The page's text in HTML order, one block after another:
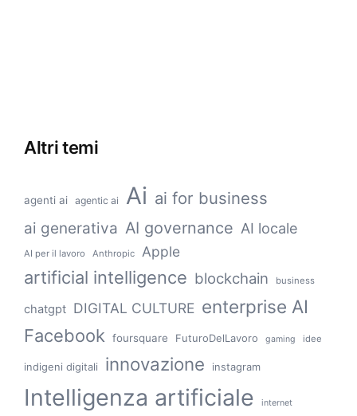
Altri temi
agenti ai agentic ai Ai ai for business
ai generativa AI governance AI locale
AI per il lavoro Anthropic Apple
artificial intelligence blockchain business
chatgpt DIGITAL CULTURE enterprise AI
Facebook foursquare FuturoDelLavoro gaming idee
indigeni digitali innovazione instagram
Intelligenza artificiale internet